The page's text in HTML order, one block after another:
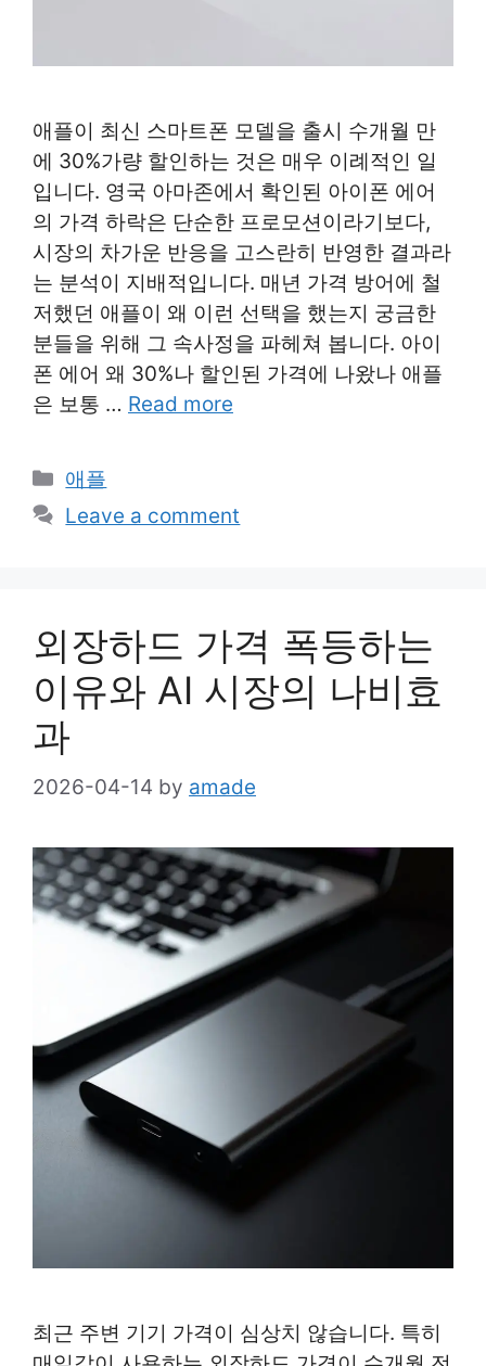
애플이 최신 스마트폰 모델을 출시 수개월 만
에 30%가량 할인하는 것은 매우 이례적인 일
입니다. 영국 아마존에서 확인된 아이폰 에어
의 가격 하락은 단순한 프로모션이라기보다,
시장의 차가운 반응을 고스란히 반영한 결과라
는 분석이 지배적입니다. 매년 가격 방어에 철
저했던 애플이 왜 이런 선택을 했는지 궁금한
분들을 위해 그 속사정을 파헤쳐 봅니다. 아이
폰 에어 왜 30%나 할인된 가격에 나왔나 애플
은 보통 … Read more
Categories
애플
Leave a comment
외장하드 가격 폭등하는
이유와 AI 시장의 나비효
과
2026-04-14 by amade
최근 주변 기기 가격이 심상치 않습니다. 특히